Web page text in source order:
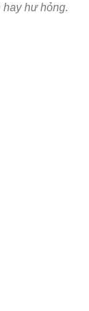
hư hỏng.